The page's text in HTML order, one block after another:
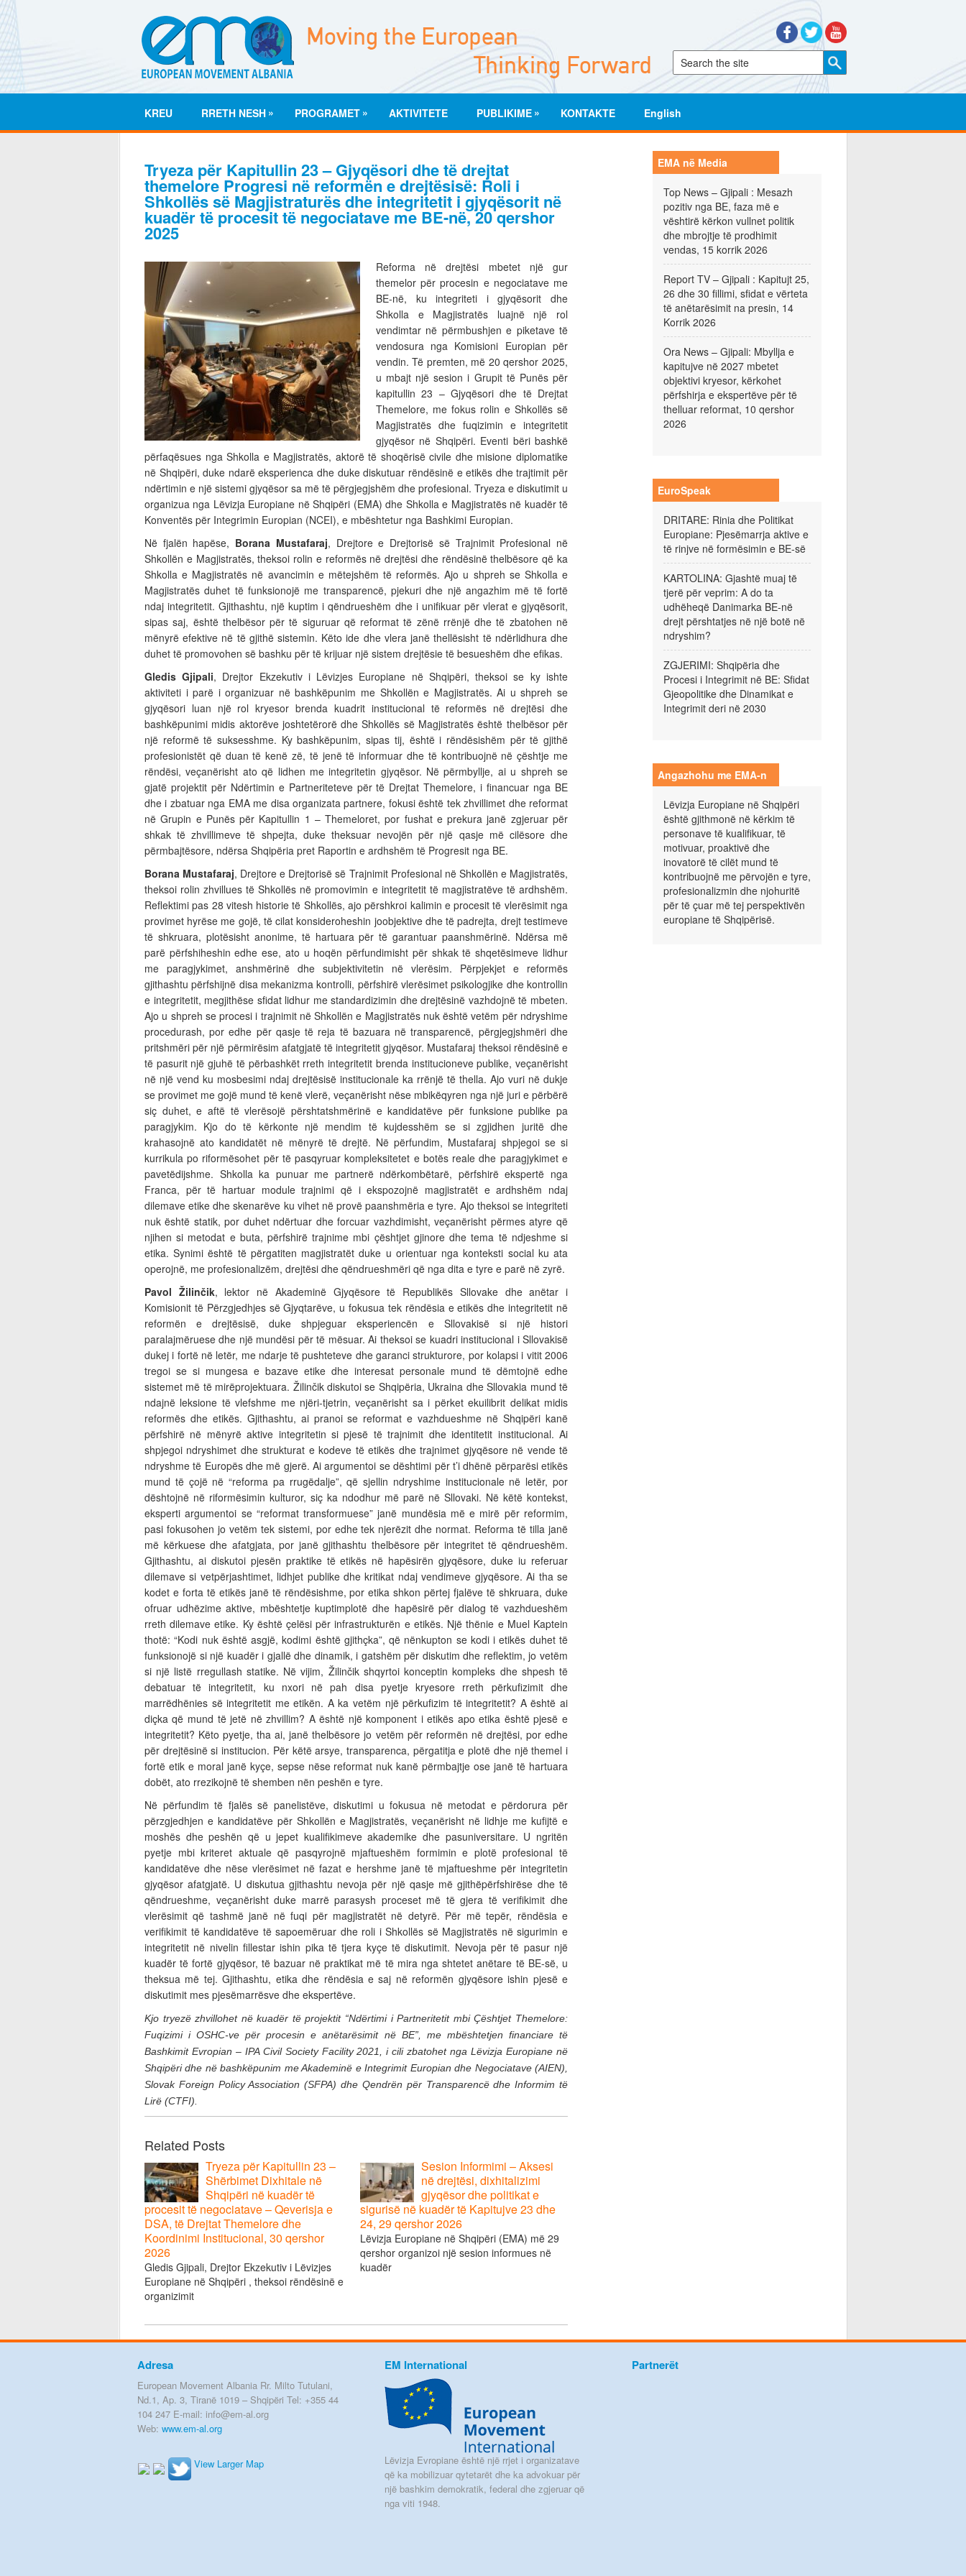
KREU RRETH NESH » PROGRAMET » AKTIVITETE PUBLIKIME » KONTAKTE English
Tryeza për Kapitullin 23 – Gjyqësori dhe të drejtat
themelore Progresi në reformën e drejtësisë: Roli i
Shkollës së Magjistraturës dhe integritetit i gjyqësorit në
kuadër të procesit të negociatave me BE-në, 20 qershor
2025
Reforma në drejtësi mbetet një gur
themelor për procesin e negociatave me
BE-në, ku integriteti i gjyqësorit dhe
Shkolla e Magjistratës luajnë një rol
vendimtar në përmbushjen e piketave të
vendosura nga Komisioni Europian për
vendin. Të premten, më 20 qershor 2025,
u mbajt një sesion i Grupit të Punës për
kapitullin 23 – Gjyqësori dhe të Drejtat
Themelore, me fokus rolin e Shkollës së
Magjistratës dhe fuqizimin e integritetit
gjyqësor në Shqipëri. Eventi bëri bashkë
përfaqësues nga Shkolla e Magjistratës, aktorë të shoqërisë civile dhe misione diplomatike
në Shqipëri, duke ndarë eksperienca dhe duke diskutuar rëndësinë e etikës dhe trajtimit për
ndërtimin e një sistemi gjyqësor sa më të përgjegjshëm dhe profesional. Tryeza e diskutimit u
organizua nga Lëvizja Europiane në Shqipëri (EMA) dhe Shkolla e Magjistratës në kuadër të
Konventës për Integrimin Europian (NCEI), e mbështetur nga Bashkimi Europian.
Në fjalën hapëse, Borana Mustafaraj, Drejtore e Drejtorisë së Trajnimit Profesional në
Shkollën e Magjistratës, theksoi rolin e reformës në drejtësi dhe rëndësinë thelbësore që ka
Shkolla e Magjistratës në avancimin e mëtejshëm të reformës. Ajo u shpreh se Shkolla e
Magjistratës duhet të funksionojë me transparencë, pjekuri dhe një angazhim më të fortë
ndaj integritetit. Gjithashtu, një kuptim i qëndrueshëm dhe i unifikuar për vlerat e gjyqësorit,
sipas saj, është thelbësor për të siguruar që reformat të zënë rrënjë dhe të zbatohen në
mënyrë efektive në të gjithë sistemin. Këto ide dhe vlera janë thellësisht të ndërlidhura dhe
duhet të promovohen së bashku për të krijuar një sistem drejtësie të besueshëm dhe efikas.
Gledis Gjipali, Drejtor Ekzekutiv i Lëvizjes Europiane në Shqipëri, theksoi se ky ishte
aktiviteti i parë i organizuar në bashkëpunim me Shkollën e Magjistratës. Ai u shpreh se
gjyqësori luan një rol kryesor brenda kuadrit institucional të reformës në drejtësi dhe
bashkëpunimi midis aktorëve joshtetërorë dhe Shkollës së Magjistratës është thelbësor për
një reformë të suksesshme. Ky bashkëpunim, sipas tij, është i rëndësishëm për të gjithë
profesionistët që duan të kenë zë, të jenë të informuar dhe të kontribuojnë në çështje me
rëndësi, veçanërisht ato që lidhen me integritetin gjyqësor. Në përmbyllje, ai u shpreh se
gjatë projektit për Ndërtimin e Partneriteteve për të Drejtat Themelore, i financuar nga BE
dhe i zbatuar nga EMA me disa organizata partnere, fokusi është tek zhvillimet dhe reformat
në Grupin e Punës për Kapitullin 1 – Themeloret, por fushat e prekura janë zgjeruar për
shkak të zhvillimeve të shpejta, duke theksuar nevojën për një qasje më cilësore dhe
përmbajtësore, ndërsa Shqipëria pret Raportin e ardhshëm të Progresit nga BE.
Borana Mustafaraj, Drejtore e Drejtorisë së Trajnimit Profesional në Shkollën e Magjistratës,
theksoi rolin zhvillues të Shkollës në promovimin e integritetit të magjistratëve të ardhshëm.
Reflektimi pas 28 vitesh historie të Shkollës, ajo përshkroi kalimin e procesit të vlerësimit nga
provimet hyrëse me gojë, të cilat konsideroheshin joobjektive dhe të padrejta, drejt testimeve
të shkruara, plotësisht anonime, të hartuara për të garantuar paanshmërinë. Ndërsa më
parë përfshiheshin edhe ese, ato u hoqën përfundimisht për shkak të shqetësimeve lidhur
me paragjykimet, anshmërinë dhe subjektivitetin në vlerësim. Përpjekjet e reformës
gjithashtu përfshijnë disa mekanizma kontrolli, përfshirë vlerësimet psikologjike dhe kontrollin
e integritetit, megjithëse sfidat lidhur me standardizimin dhe drejtësinë vazhdojnë të mbeten.
Ajo u shpreh se procesi i trajnimit në Shkollën e Magjistratës nuk është vetëm për ndryshime
procedurash, por edhe për qasje të reja të bazuara në transparencë, përgjegjshmëri dhe
pritshmëri për një përmirësim afatgjatë të integritetit gjyqësor. Mustafaraj theksoi rëndësinë e
të pasurit një gjuhë të përbashkët rreth integritetit brenda institucioneve publike, veçanërisht
në një vend ku mosbesimi ndaj drejtësisë institucionale ka rrënjë të thella. Ajo vuri në dukje
se provimet me gojë mund të kenë vlerë, veçanërisht nëse mbikëqyren nga një juri e përbërë
siç duhet, e aftë të vlerësojë përshtatshmërinë e kandidatëve për funksione publike pa
paragjykim. Kjo do të kërkonte një mendim të kujdesshëm se si zgjidhen juritë dhe
krahasojnë ato kandidatët në mënyrë të drejtë. Në përfundim, Mustafaraj shpjegoi se si
kurrikula po riformësohet për të pasqyruar kompleksitetet e botës reale dhe paragjykimet e
pavetëdijshme. Shkolla ka punuar me partnerë ndërkombëtarë, përfshirë ekspertë nga
Franca, për të hartuar module trajnimi që i ekspozojnë magjistratët e ardhshëm ndaj
dilemave etike dhe skenarëve ku vihet në provë paanshmëria e tyre. Ajo theksoi se integriteti
nuk është statik, por duhet ndërtuar dhe forcuar vazhdimisht, veçanërisht përmes atyre që
njihen si metodat e buta, përfshirë trajnime mbi çështjet gjinore dhe tema të ndjeshme si
etika. Synimi është të përgatiten magjistratët duke u orientuar nga konteksti social ku ata
operojnë, me profesionalizëm, drejtësi dhe qëndrueshmëri që nga dita e tyre e parë në zyrë.
Pavol Žilinčik, lektor në Akademinë Gjyqësore të Republikës Sllovake dhe anëtar i
Komisionit të Përzgjedhjes së Gjyqtarëve, u fokusua tek rëndësia e etikës dhe integritetit në
reformën e drejtësisë, duke shpjeguar eksperiencën e Sllovakisë si një histori
paralajmëruese dhe një mundësi për të mësuar. Ai theksoi se kuadri institucional i Sllovakisë
dukej i fortë në letër, me ndarje të pushteteve dhe garanci strukturore, por kolapsi i vitit 2006
tregoi se si mungesa e bazave etike dhe interesat personale mund të dëmtojnë edhe
sistemet më të mirëprojektuara. Žilinčik diskutoi se Shqipëria, Ukraina dhe Sllovakia mund të
ndajnë leksione të vlefshme me njëri-tjetrin, veçanërisht sa i përket ekuilibrit delikat midis
reformës dhe etikës. Gjithashtu, ai pranoi se reformat e vazhdueshme në Shqipëri kanë
përfshirë në mënyrë aktive integritetin si pjesë të trajnimit dhe identitetit institucional. Ai
shpjegoi ndryshimet dhe strukturat e kodeve të etikës dhe trajnimet gjyqësore në vende të
ndryshme të Europës dhe më gjerë. Ai argumentoi se dështimi për t’i dhënë përparësi etikës
mund të çojë në “reforma pa rrugëdalje”, që sjellin ndryshime institucionale në letër, por
dështojnë në riformësimin kulturor, siç ka ndodhur më parë në Sllovaki. Në këtë kontekst,
eksperti argumentoi se “reformat transformuese” janë mundësia më e mirë për reformim,
pasi fokusohen jo vetëm tek sistemi, por edhe tek njerëzit dhe normat. Reforma të tilla janë
më kërkuese dhe afatgjata, por janë gjithashtu thelbësore për integritet të qëndrueshëm.
Gjithashtu, ai diskutoi pjesën praktike të etikës në hapësirën gjyqësore, duke iu referuar
dilemave si vetpërjashtimet, lidhjet publike dhe kritikat ndaj vendimeve gjyqësore. Ai tha se
kodet e forta të etikës janë të rëndësishme, por etika shkon përtej fjalëve të shkruara, duke
ofruar udhëzime aktive, mbështetje kuptimplotë dhe hapësirë për dialog të vazhdueshëm
rreth dilemave etike. Ky është çelësi për infrastrukturën e etikës. Një thënie e Muel Kaptein
thotë: “Kodi nuk është asgjë, kodimi është gjithçka”, që nënkupton se kodi i etikës duhet të
funksionojë si një kuadër i gjallë dhe dinamik, i gatshëm për diskutim dhe reflektim, jo vetëm
si një listë rregullash statike. Në vijim, Žilinčik shqyrtoi konceptin kompleks dhe shpesh të
debatuar të integritetit, ku nxori në pah disa pyetje kryesore rreth përkufizimit dhe
marrëdhënies së integritetit me etikën. A ka vetëm një përkufizim të integritetit? A është ai
diçka që mund të jetë në zhvillim? A është një komponent i etikës apo etika është pjesë e
integritetit? Këto pyetje, tha ai, janë thelbësore jo vetëm për reformën në drejtësi, por edhe
për drejtësinë si institucion. Për këtë arsye, transparenca, përgatitja e plotë dhe një themel i
fortë etik e moral janë kyçe, sepse nëse reformat nuk kanë përmbajtje ose janë të hartuara
dobët, ato rrezikojnë të shemben nën peshën e tyre.
Në përfundim të fjalës së panelistëve, diskutimi u fokusua në metodat e përdorura për
përzgjedhjen e kandidatëve për Shkollën e Magjistratës, veçanërisht në lidhje me kufijtë e
moshës dhe peshën që u jepet kualifikimeve akademike dhe pasuniversitare. U ngritën
pyetje mbi kriteret aktuale që pasqyrojnë mjaftueshëm formimin e plotë profesional të
kandidatëve dhe nëse vlerësimet në fazat e hershme janë të mjaftueshme për integritetin
gjyqësor afatgjatë. U diskutua gjithashtu nevoja për një qasje më gjithëpërfshirëse dhe të
qëndrueshme, veçanërisht duke marrë parasysh proceset më të gjera të verifikimit dhe
vlerësimit që tashmë janë në fuqi për magjistratët në detyrë. Për më tepër, rëndësia e
verifikimit të kandidatëve të sapoemëruar dhe roli i Shkollës së Magjistratës në sigurimin e
integritetit në nivelin fillestar ishin pika të tjera kyçe të diskutimit. Nevoja për të pasur një
kuadër të fortë gjyqësor, të bazuar në praktikat më të mira nga shtetet anëtare të BE-së, u
theksua më tej. Gjithashtu, etika dhe rëndësia e saj në reformën gjyqësore ishin pjesë e
diskutimit mes pjesëmarrësve dhe ekspertëve.
Kjo tryezë zhvillohet në kuadër të projektit “Ndërtimi i Partneritetit mbi Çështjet Themelore:
Fuqizimi i OSHC-ve për procesin e anëtarësimit në BE”, me mbështetjen financiare të
Bashkimit Evropian – IPA Civil Society Facility 2021, i cili zbatohet nga Lëvizja Europiane në
Shqipëri dhe në bashkëpunim me Akademinë e Integrimit Europian dhe Negociatave (AIEN),
Slovak Foreign Policy Association (SFPA) dhe Qendrën për Transparencë dhe Informim të
Lirë (CTFI).
Related Posts
Tryeza për Kapitullin 23 –
Shërbimet Dixhitale në
Shqipëri në kuadër të
procesit të negociatave – Qeverisja e
DSA, të Drejtat Themelore dhe
Koordinimi Institucional, 30 qershor
2026
Gledis Gjipali, Drejtor Ekzekutiv i Lëvizjes
Europiane në Shqipëri , theksoi rëndësinë e
organizimit
Sesion Informimi – Aksesi
në drejtësi, dixhitalizimi
gjyqësor dhe politikat e
sigurisë në kuadër të Kapitujve 23 dhe
24, 29 qershor 2026
Lëvizja Europiane në Shqipëri (EMA) më 29
qershor organizoi një sesion informues në
kuadër
EMA në Media
Top News – Gjipali : Mesazh
pozitiv nga BE, faza më e
vështirë kërkon vullnet politik
dhe mbrojtje të prodhimit
vendas, 15 korrik 2026
Report TV – Gjipali : Kapitujt 25,
26 dhe 30 fillimi, sfidat e vërteta
të anëtarësimit na presin, 14
Korrik 2026
Ora News – Gjipali: Mbyllja e
kapitujve në 2027 mbetet
objektivi kryesor, kërkohet
përfshirja e ekspertëve për të
thelluar reformat, 10 qershor
2026
EuroSpeak
DRITARE: Rinia dhe Politikat
Europiane: Pjesëmarrja aktive e
të rinjve në formësimin e BE-së
KARTOLINA: Gjashtë muaj të
tjerë për veprim: A do ta
udhëheqë Danimarka BE-në
drejt përshtatjes në një botë në
ndryshim?
ZGJERIMI: Shqipëria dhe
Procesi i Integrimit në BE: Sfidat
Gjeopolitike dhe Dinamikat e
Integrimit deri në 2030
Angazhohu me EMA-n
Lëvizja Europiane në Shqipëri
është gjithmonë në kërkim të
personave të kualifikuar, të
motivuar, proaktivë dhe
inovatorë të cilët mund të
kontribuojnë me përvojën e tyre,
profesionalizmin dhe njohuritë
për të çuar më tej perspektivën
europiane të Shqipërisë.
Adresa
European Movement Albania Rr. Milto Tutulani,
Nd.1, Ap. 3, Tiranë 1019 – Shqipëri Tel: +355 44
104 247 E-mail: info@em-al.org
Web: www.em-al.org
View Larger Map
EM International
Lëvizja Evropiane është një rrjet i organizatave
që ka mobilizuar qytetarët dhe ka advokuar për
një bashkim demokratik, federal dhe zgjeruar që
nga viti 1948.
Partnerët